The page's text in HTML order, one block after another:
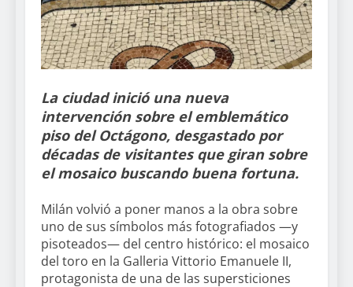
La ciudad inició una nueva
intervención sobre el emblemático
piso del Octágono, desgastado por
décadas de visitantes que giran sobre
el mosaico buscando buena fortuna.
Milán volvió a poner manos a la obra sobre
uno de sus símbolos más fotografiados —y
pisoteados— del centro histórico: el mosaico
del toro en la Galleria Vittorio Emanuele II,
protagonista de una de las supersticiones